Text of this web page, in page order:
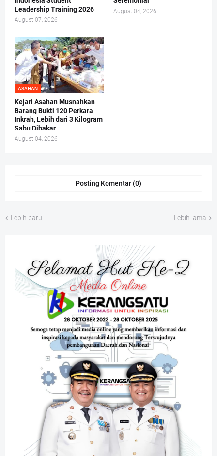
Leadership Training 2026
August 07, 2026
August 04, 2026
ASAHAN
Kejari Asahan Musnahkan
Barang Bukti 120 Perkara
Inkrah, Lebih dari 3 Kilogram
Sabu Dibakar
August 04, 2026
Posting Komentar (0)
Lebih baru Lebih lama